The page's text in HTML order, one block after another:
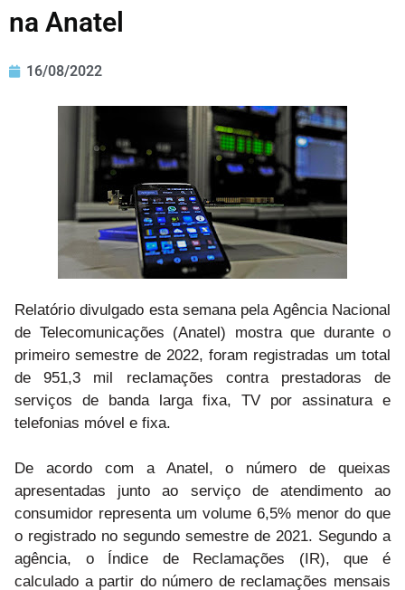
na Anatel
16/08/2022
Relatório divulgado esta semana pela Agência Nacional
de Telecomunicações (Anatel) mostra que durante o
primeiro semestre de 2022, foram registradas um total
de 951,3 mil reclamações contra prestadoras de
serviços de banda larga fixa, TV por assinatura e
telefonias móvel e fixa.
De acordo com a Anatel, o número de queixas
apresentadas junto ao serviço de atendimento ao
consumidor representa um volume 6,5% menor do que
o registrado no segundo semestre de 2021. Segundo a
agência, o Índice de Reclamações (IR), que é
calculado a partir do número de reclamações mensais